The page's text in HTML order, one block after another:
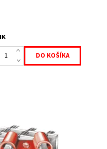
spôsobom
tak 2 rošty k sebe.
2x skrutka M...